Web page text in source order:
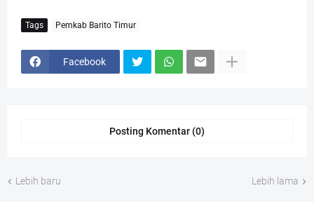
Tags Pemkab Barito Timur
Facebook
Posting Komentar (0)
Lebih baru Lebih lama